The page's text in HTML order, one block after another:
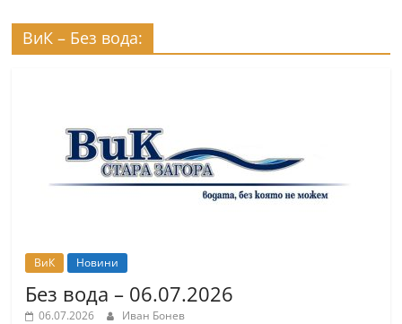
ВиК – Без вода:
ВиК Новини
Без вода – 06.07.2026
06.07.2026 Иван Бонев